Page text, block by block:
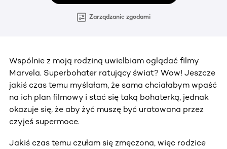
Zarządzanie zgodami
Wspólnie z moją rodziną uwielbiam oglądać filmy
Marvela. Superbohater ratujący świat? Wow! Jeszcze
jakiś czas temu myślałam, że sama chciałabym wpaść
na ich plan filmowy i stać się taką bohaterką, jednak
okazuje się, że aby żyć muszę być uratowana przez
czyjeś supermoce.
Jakiś czas temu czułam się zmęczona, więc rodzice